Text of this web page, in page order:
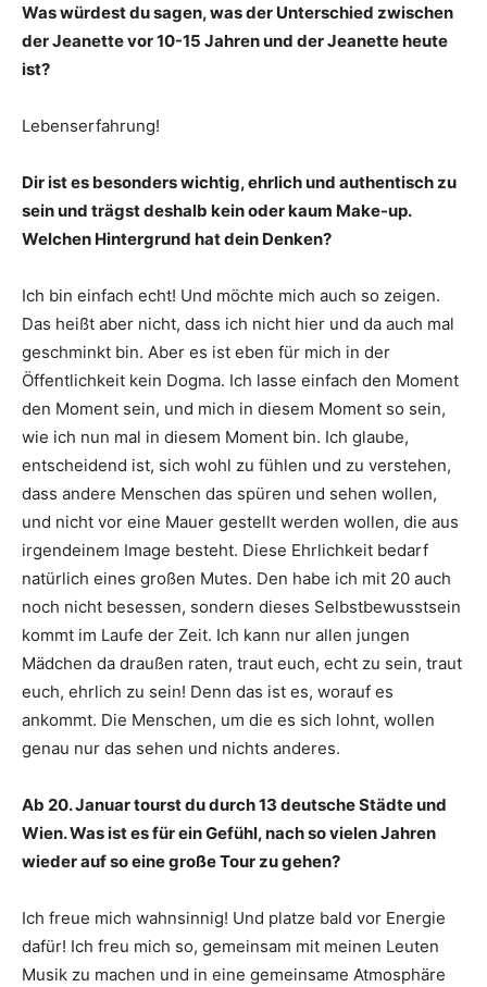
Was würdest du sagen, was der Unterschied zwischen
der Jeanette vor 10-15 Jahren und der Jeanette heute
ist?
Lebenserfahrung!
Dir ist es besonders wichtig, ehrlich und authentisch zu
sein und trägst deshalb kein oder kaum Make-up.
Welchen Hintergrund hat dein Denken?
Ich bin einfach echt! Und möchte mich auch so zeigen.
Das heißt aber nicht, dass ich nicht hier und da auch mal
geschminkt bin. Aber es ist eben für mich in der
Öffentlichkeit kein Dogma. Ich lasse einfach den Moment
den Moment sein, und mich in diesem Moment so sein,
wie ich nun mal in diesem Moment bin. Ich glaube,
entscheidend ist, sich wohl zu fühlen und zu verstehen,
dass andere Menschen das spüren und sehen wollen,
und nicht vor eine Mauer gestellt werden wollen, die aus
irgendeinem Image besteht. Diese Ehrlichkeit bedarf
natürlich eines großen Mutes. Den habe ich mit 20 auch
noch nicht besessen, sondern dieses Selbstbewusstsein
kommt im Laufe der Zeit. Ich kann nur allen jungen
Mädchen da draußen raten, traut euch, echt zu sein, traut
euch, ehrlich zu sein! Denn das ist es, worauf es
ankommt. Die Menschen, um die es sich lohnt, wollen
genau nur das sehen und nichts anderes.
Ab 20. Januar tourst du durch 13 deutsche Städte und
Wien. Was ist es für ein Gefühl, nach so vielen Jahren
wieder auf so eine große Tour zu gehen?
Ich freue mich wahnsinnig! Und platze bald vor Energie
dafür! Ich freu mich so, gemeinsam mit meinen Leuten
Musik zu machen und in eine gemeinsame Atmosphäre